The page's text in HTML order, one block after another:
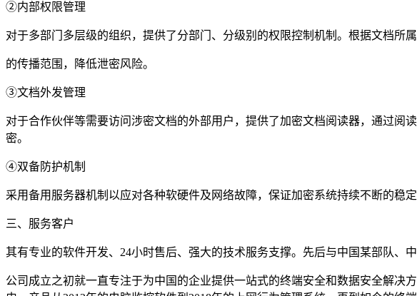
②内部权限管理
对于多部门多层级的组织，提供了分部门、分级别的权限控制机制。根据文档
的传播范围，降低泄密风险。
③文档外发管理
对于合作伙伴等需要访问涉密文档的外部用户，提供了加密文档阅读器，通过
密。
④双备防护机制
采用备用服务器机制以应对各种软硬件及网络故障，保证加密系统持续不断的稳
三、服务客户
其有专业的软件开发、24小时售后、强大的技术服务支撑。先后与中国某部队、
公司成立之初就一直专注于为中国的企业提供一站式的终端安全和数据安全解